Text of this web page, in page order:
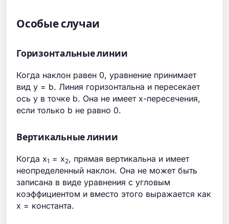
Особые случаи
Горизонтальные линии
Когда наклон равен 0, уравнение принимает
вид y = b. Линия горизонтальна и пересекает
ось y в точке b. Она не имеет x-пересечения,
если только b не равно 0.
Вертикальные линии
Когда x1 = x2, прямая вертикальна и имеет
неопределенный наклон. Она не может быть
записана в виде уравнения с угловым
коэффициентом и вместо этого выражается как
x = константа.